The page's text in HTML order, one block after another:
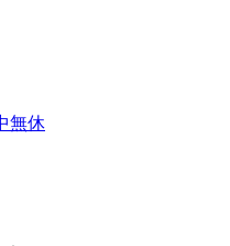
無休